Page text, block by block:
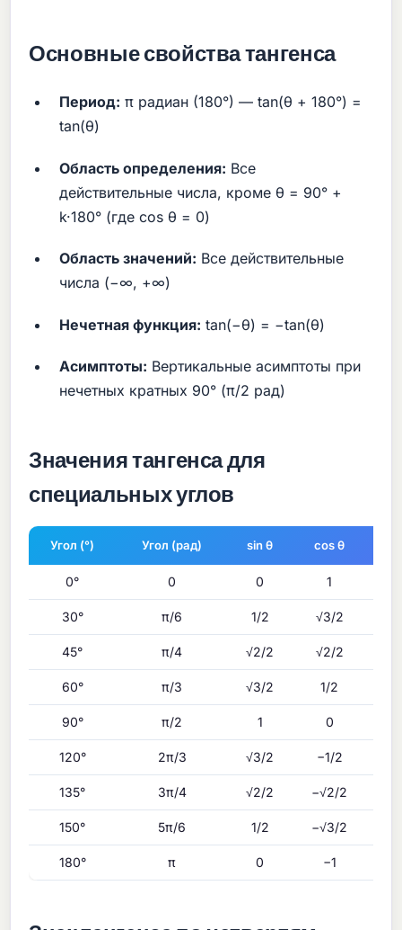
Основные свойства тангенса
Период: π радиан (180°) — tan(θ + 180°) =
tan(θ)
Область определения: Все
действительные числа, кроме θ = 90° +
k·180° (где cos θ = 0)
Область значений: Все действительные
числа (−∞, +∞)
Нечетная функция: tan(−θ) = −tan(θ)
Асимптоты: Вертикальные асимптоты при
нечетных кратных 90° (π/2 рад)
Значения тангенса для
специальных углов
Угол (°) Угол (рад) sin θ cos θ
0° 0 0 1
30° π/6 1/2 √3/2
45° π/4 √2/2 √2/2
60° π/3 √3/2 1/2
90° π/2 1 0
120° 2π/3 √3/2 −1/2
135° 3π/4 √2/2 −√2/2
150° 5π/6 1/2 −√3/2
180° π 0 −1